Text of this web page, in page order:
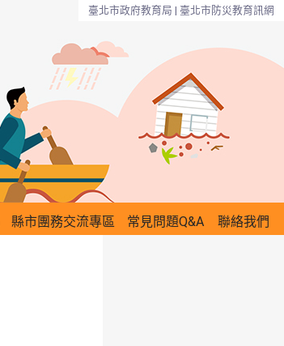
臺北市政府教育局 | 臺北市防災教育訊網
縣市團務交流專區 常見問題Q&A 聯絡我們